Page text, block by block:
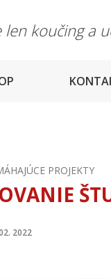
len koučing a
PROJEKTY
2022